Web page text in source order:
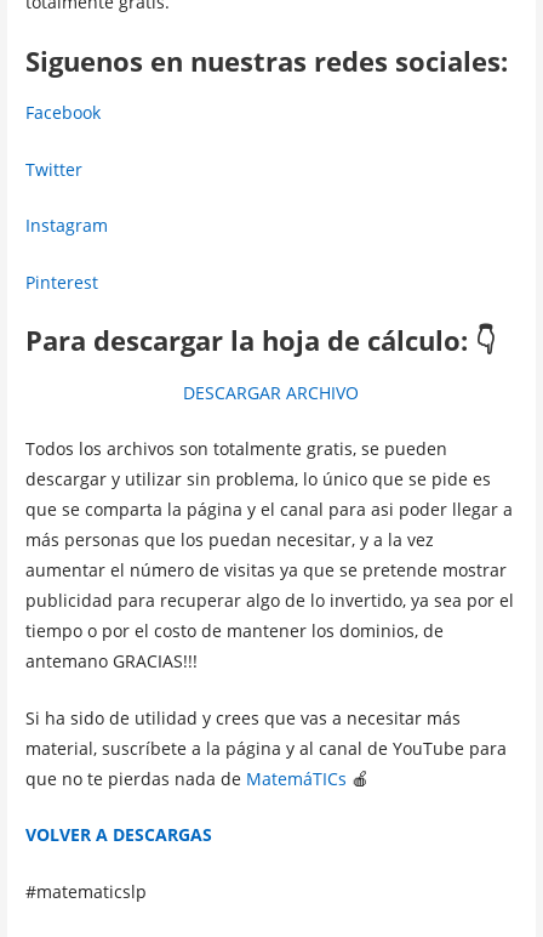
Siguenos en nuestras redes sociales:
Facebook
Twitter
Instagram
Pinterest
Para descargar la hoja de cálculo: 👇
DESCARGAR ARCHIVO
Todos los archivos son totalmente gratis, se pueden
descargar y utilizar sin problema, lo único que se pide es
que se comparta la página y el canal para asi poder llegar a
más personas que los puedan necesitar, y a la vez
aumentar el número de visitas ya que se pretende mostrar
publicidad para recuperar algo de lo invertido, ya sea por el
tiempo o por el costo de mantener los dominios, de
antemano GRACIAS!!!
Si ha sido de utilidad y crees que vas a necesitar más
material, suscríbete a la página y al canal de YouTube para
que no te pierdas nada de MatemáTICs 🍎
VOLVER A DESCARGAS
#matematicslp